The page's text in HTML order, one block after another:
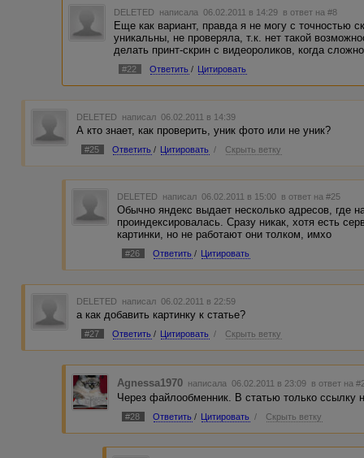
DELETED написала 06.02.2011 в 14:29 в ответ на #8
Еще как вариант, правда я не могу с точностью
уникальны, не проверяла, т.к. нет такой
делать принт-скрин с видеороликов, когда
#22 Ответить / Цитировать
DELETED написал 06.02.2011 в 14:39
А кто знает, как проверить, уник фото или не уник?
#25 Ответить / Цитировать / Скрыть ветку
DELETED написал 06.02.2011 в 15:00 в ответ на #25
Обычно яндекс выдает несколько адресов, где
проиндексировалась. Сразу никак, хотя есть
картинки, но не работают они толком, имхо
#26 Ответить / Цитировать
DELETED написал 06.02.2011 в 22:59
а как добавить картинку к статье?
#27 Ответить / Цитировать / Скрыть ветку
Agnessa1970 написала 06.02.2011 в 23:09 в ответ на
Через файлообменник. В статью только
#28 Ответить / Цитировать / Скрыть ветку